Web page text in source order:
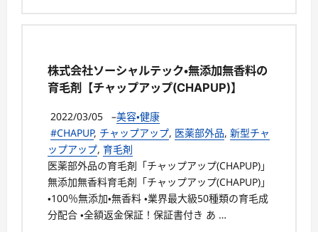
株式会社ソーシャルテック・無添加無香料の
育毛剤【チャップアップ(CHAPUP)】
2022/03/05 –美容・健康
#CHAPUP, チャップアップ, 医薬部外品, 新型チャ
ップアップ, 育毛剤
医薬部外品の育毛剤「チャップアップ(CHAPUP)」
無添加無香料育毛剤「チャップアップ(CHAPUP)」
・100％無添加・無香料 ・業界最大級50種類の育毛成
分配合 ・全額返金保証！保証書付き あ …